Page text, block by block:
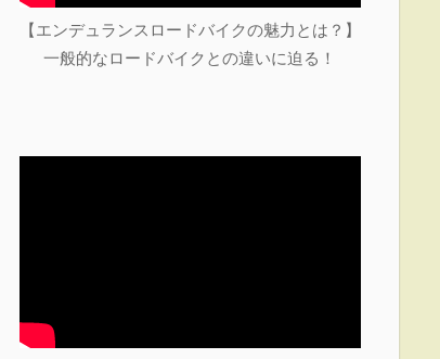
【エンデュランスロードバイクの魅力とは？】
一般的なロードバイクとの違いに迫る！